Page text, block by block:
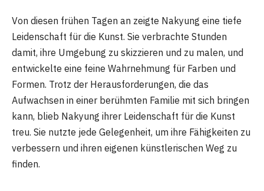
Von diesen frühen Tagen an zeigte Nakyung eine tiefe
Leidenschaft für die Kunst. Sie verbrachte Stunden
damit, ihre Umgebung zu skizzieren und zu malen, und
entwickelte eine feine Wahrnehmung für Farben und
Formen. Trotz der Herausforderungen, die das
Aufwachsen in einer berühmten Familie mit sich bringen
kann, blieb Nakyung ihrer Leidenschaft für die Kunst
treu. Sie nutzte jede Gelegenheit, um ihre Fähigkeiten zu
verbessern und ihren eigenen künstlerischen Weg zu
finden.